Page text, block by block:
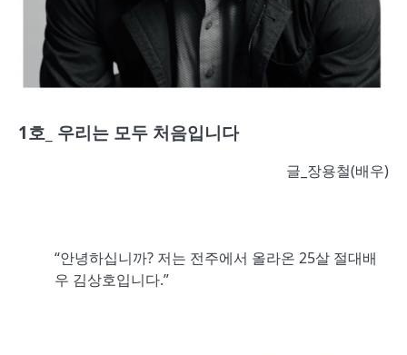
1호_ 우리는 모두 처음입니다
글_장용철(배우)
“안녕하십니까? 저는 전주에서 올라온 25살 절대배
우 김상호입니다.”